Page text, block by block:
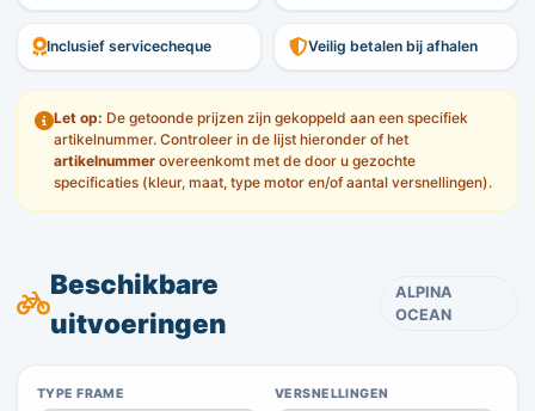
Inclusief servicecheque Veilig betalen bij afhalen
Let op: De getoonde prijzen zijn gekoppeld aan een specifiek
artikelnummer. Controleer in de lijst hieronder of het
artikelnummer overeenkomt met de door u gezochte
specificaties (kleur, maat, type motor en/of aantal versnellingen).
Beschikbare
uitvoeringen
ALPINA
OCEAN
TYPE FRAME VERSNELLINGEN